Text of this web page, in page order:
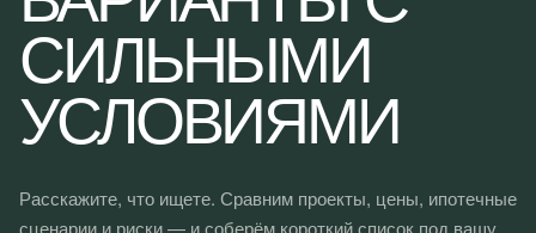
СИЛЬНЫМИ
УСЛОВИЯМИ
Расскажите, что ищете. Сравним проекты, цены, ипотечные
сценарии и риски — и соберём короткий список под вашу